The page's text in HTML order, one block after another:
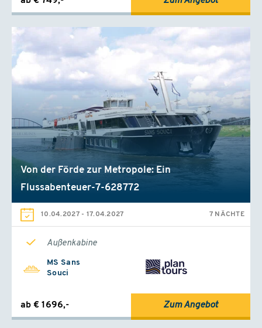
Von der Förde zur Metropole: Ein
Flussabenteuer-7-628772
10.04.2027- 17.04.2027 7 NÄCHTE
Außenkabine
MS Sans
Souci
ab € 1696,- Zum Angebot